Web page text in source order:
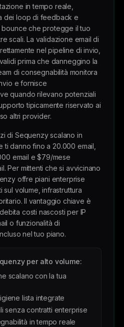
in tempo reale,
dei loop di feedback e
che protegge il tuo
scali. La validazione email di
nel pipeline di invio,
prima che danneggino la
di consegnabilità monitora
e fornisce
quando rilevano potenziali
tipicamente riservato ai
altri provider.
di Sequenzy scalano in
ti danno fino a 20.000 email,
email e $79/mese
Per mittenti che si avvicinano
offre piani enterprise
volume, infrastruttura
Il vantaggio chiave è
costi nascosti per IP
o funzionalità di
nel tuo piano.
per alto volume:
scalano con la tua
lista integrate
senza contratti enterprise
in tempo reale